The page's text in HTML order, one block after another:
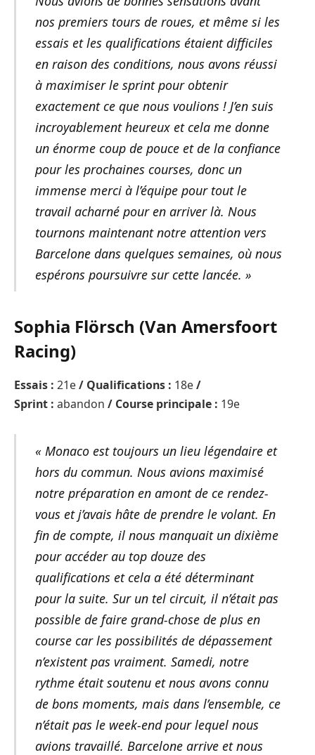
nos premiers tours de roues, et même si les
essais et les qualifications étaient difficiles
en raison des conditions, nous avons réussi
à maximiser le sprint pour obtenir
exactement ce que nous voulions ! J’en suis
incroyablement heureux et cela me donne
un énorme coup de pouce et de la confiance
pour les prochaines courses, donc un
immense merci à l’équipe pour tout le
travail acharné pour en arriver là. Nous
tournons maintenant notre attention vers
Barcelone dans quelques semaines, où nous
espérons poursuivre sur cette lancée. »
Sophia Flörsch (Van Amersfoort
Racing)
Essais : 21e/ Qualifications : 18e/
Sprint : abandon / Course principale : 19e
« Monaco est toujours un lieu légendaire et
hors du commun. Nous avions maximisé
notre préparation en amont de ce rendez-
vous et j’avais hâte de prendre le volant. En
fin de compte, il nous manquait un dixième
pour accéder au top douze des
qualifications et cela a été déterminant
pour la suite. Sur un tel circuit, il n’était pas
possible de faire grand-chose de plus en
course car les possibilités de dépassement
n’existent pas vraiment. Samedi, notre
rythme était soutenu et nous avons connu
de bons moments, mais dans l’ensemble, ce
n’était pas le week-end pour lequel nous
avions travaillé. Barcelone arrive et nous